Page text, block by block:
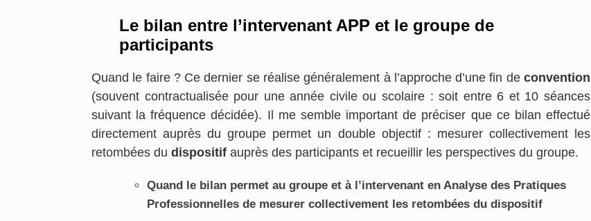
Le bilan entre l’intervenant APP et le groupe de
participants
Quand le faire ? Ce dernier se réalise généralement à l’approche d’une fin de convention
(souvent contractualisée pour une année civile ou scolaire : soit entre 6 et 10 séances
suivant la fréquence décidée). Il me semble important de préciser que ce bilan effectué
directement auprès du groupe permet un double objectif : mesurer collectivement les
retombées du dispositif auprès des participants et recueillir les perspectives du groupe.
Quand le bilan permet au groupe et à l’intervenant en Analyse des Pratiques
Professionnelles de mesurer collectivement les retombées du dispositif